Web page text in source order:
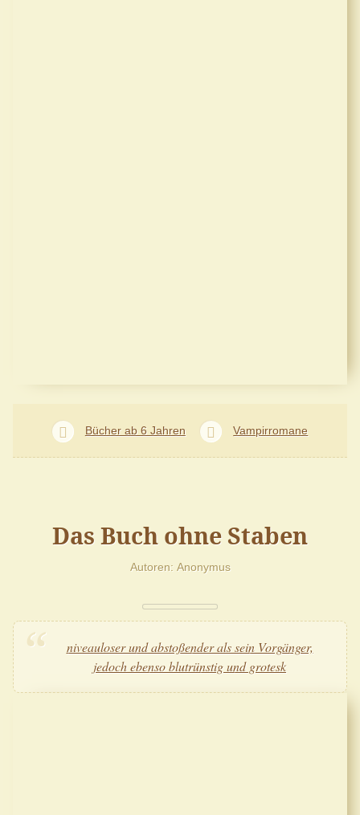
Bücher ab 6 Jahren Vampirromane
Das Buch ohne Staben
Autoren Anonymus
niveauloser und abstoßender als sein Vorgänger,
jedoch ebenso blutrünstig und grotesk